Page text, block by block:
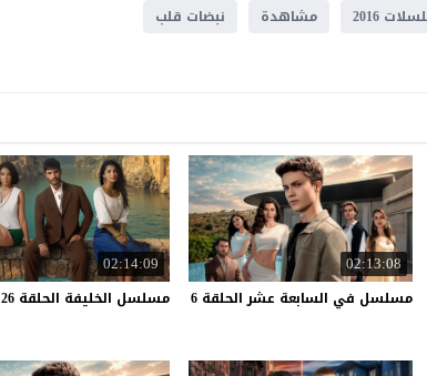
2016 مشاهدة نبضات قلب
02:13:08
مسلسل في السابعة عشر الحلقة 6
02:14:09
مسلسل الخليفة الحلقة 26